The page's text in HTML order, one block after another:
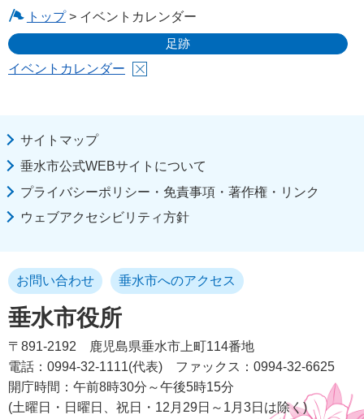
トップ> イベントカレンダー
足跡
イベントカレンダー
サイトマップ
垂水市公式WEBサイトについて
プライバシーポリシー・免責事項・著作権・リンク
ウェブアクセシビリティ方針
垂水市役所
お問い合わせ 垂水市へのアクセス
〒891-2192
鹿児島県垂水市上町114番地
電話：0994-32-1111(代表)
ファックス：0994-32-6625
開庁時間：午前8時30分～午後5時15分
(土曜日・日曜日、祝日・12月29日～1月3日は除く)